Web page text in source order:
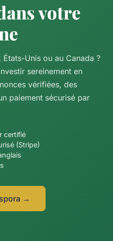
votre
Unis ou au Canada ?
sereinement en
vérifiées, des
paiement sécurisé par
certifié
(Stripe)
→